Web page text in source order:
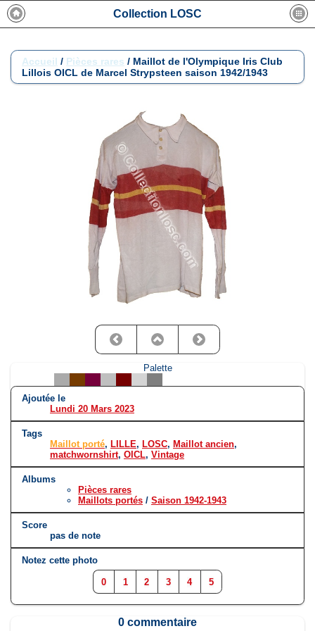
Collection LOSC
Accueil / Pièces rares / Maillot de l'Olympique Iris Club
Lillois OICL de Marcel Strypsteen saison 1942/1943
Palette
Ajoutée le
Lundi 20 Mars 2023
Tags
Maillot porté, LILLE, LOSC, Maillot ancien,
matchwornshirt, OICL, Vintage
Albums
Pièces rares
Maillots portés / Saison 1942-1943
Score
pas de note
Notez cette photo
0 1 2 3 4 5
0 commentaire